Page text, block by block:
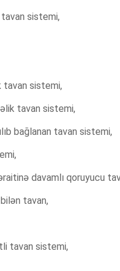
tavan sistemi,
tavan sistemi,
tavan sistemi,
bağlanan tavan sistemi,
davamlı qoruyucu
tavan,
tavan sistemi,